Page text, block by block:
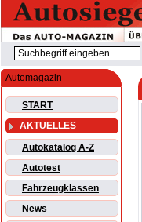
Automagazin
START
AKTUELLES
Autokatalog A-Z
Autotest
Fahrzeugklassen
News